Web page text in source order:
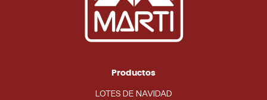
Productos
LOTES DE NAVIDAD